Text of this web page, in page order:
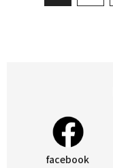
facebook